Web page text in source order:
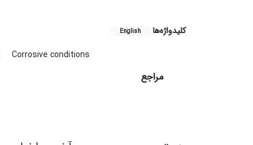
کلیدواژه‌ها English
Corrosive conditions
مراجع